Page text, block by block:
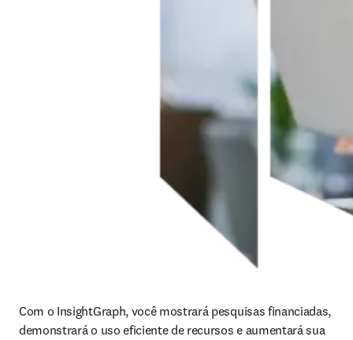
Com o InsightGraph, você mostrará pesquisas financiadas,
demonstrará o uso eficiente de recursos e aumentará sua